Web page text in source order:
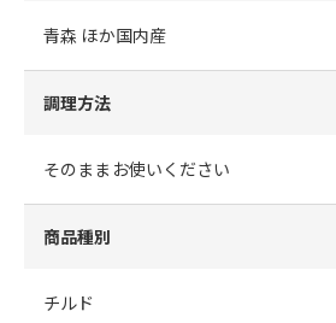
青森 ほか国内産
調理方法
そのままお使いください
商品種別
チルド